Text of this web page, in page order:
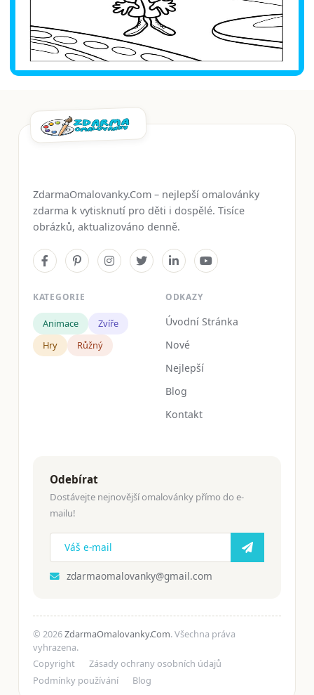
ZdarmaOmalovanky.Com – nejlepší omalovánky
zdarma k vytisknutí pro děti i dospělé. Tisíce
obrázků, aktualizováno denně.
KATEGORIE
Animace
Zvíře
Hry
Růžný
ODKAZY
Úvodní Stránka
Nové
Nejlepší
Blog
Kontakt
Odebírat
Dostávejte nejnovější omalovánky přímo do e-
mailu!
zdarmaomalovanky@gmail.com
© 2026ZdarmaOmalovanky.Com. Všechna práva
vyhrazena.
Copyright
Zásady ochrany osobních údajů
Podmínky používání
Blog